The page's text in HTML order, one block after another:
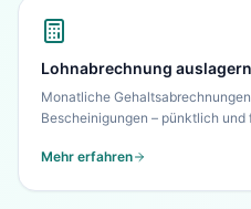
Lohnabrechnung auslagern
Monatliche
Bescheinigungen – pünktlich und
Mehr erfahren